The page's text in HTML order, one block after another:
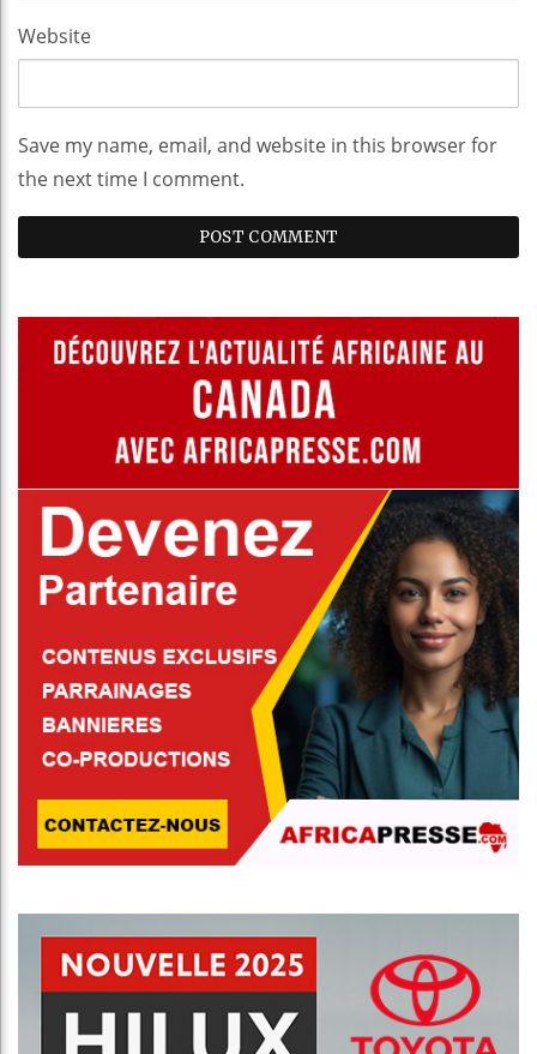
Website
Save my name, email, and website in this browser for
the next time I comment.